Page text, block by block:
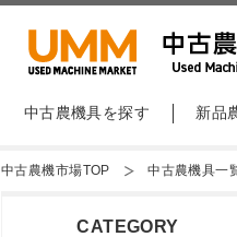
中古農機具を探す 新品
中古農機市場TOP 中古農機具一
CATEGORY